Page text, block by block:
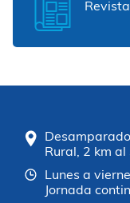
Rural, 2 km al
Lunes a
Jornada